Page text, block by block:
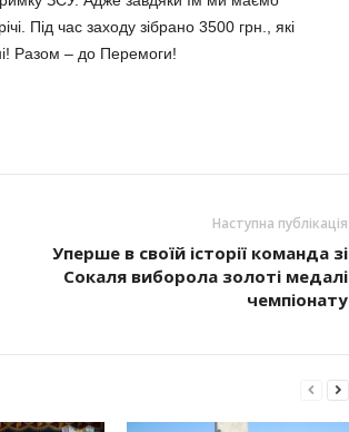
Під час заходу зібрано 3500 грн., які
Разом – до Перемоги!
Наступна публікація
Уперше в своїй історії команда зі
Сокаля виборола золоті медалі
чемпіонату